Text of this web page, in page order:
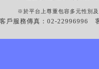
※於平台上尊重包容多元性別
戶服務傳真：02-22996996